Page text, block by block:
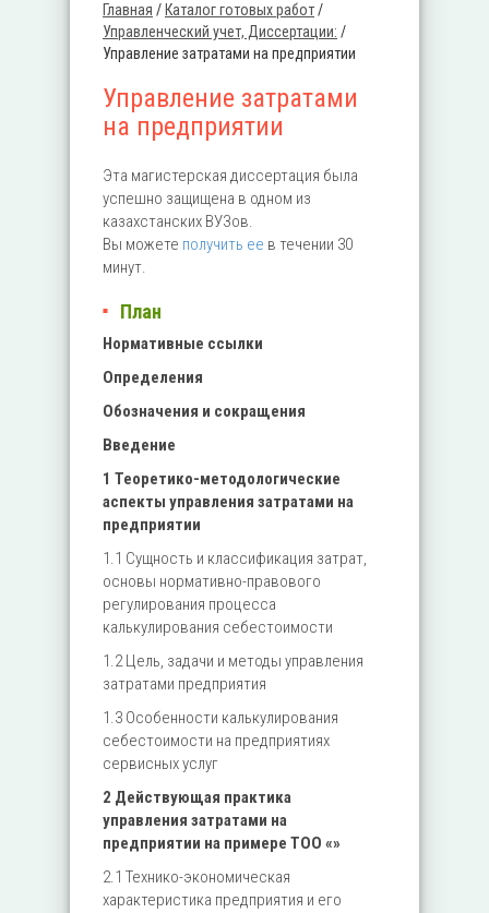
Вы здесь
Главная / Каталог готовых работ/
Управленческий учет, Диссертации: /
Управление затратами на предприятии
Управление затратами
на предприятии
Эта магистерская диссертация была
успешно защищена в одном из
казахстанских ВУЗов.
Вы можете получить ее в течении 30
минут.
План
Нормативные ссылки
Определения
Обозначения и сокращения
Введение
1 Теоретико-методологические
аспекты управления затратами на
предприятии
1.1 Сущность и классификация затрат,
основы нормативно-правового
регулирования процесса
калькулирования себестоимости
1.2 Цель, задачи и методы управления
затратами предприятия
1.3 Особенности калькулирования
себестоимости на предприятиях
сервисных услуг
2 Действующая практика
управления затратами на
предприятии на примере ТОО «»
2.1 Технико-экономическая
характеристика предприятия и его